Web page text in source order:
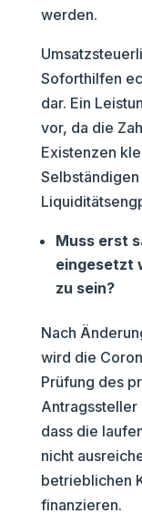
werden.
Soforthilfen
dar. Ein
vor, da die
Existenzen
Muss erst
eingesetzt
zu sein?
Nach
wird die
Prüfung des
Antragssteller
dass die
nicht
betrieblichen
finanzieren.